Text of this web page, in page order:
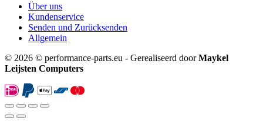
Über uns
Kundenservice
Senden und Zurücksenden
Allgemein
© 2026 © performance-parts.eu - Gerealiseerd doorMaykel
Leijsten Computers